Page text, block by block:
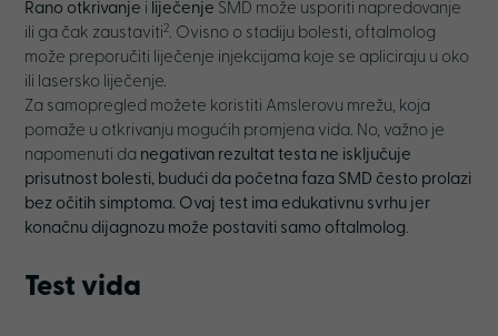
Rano otkrivanje i liječenje SMD može usporiti napredovanje
ili ga čak zaustaviti2. Ovisno o stadiju bolesti, oftalmolog
može preporučiti liječenje injekcijama koje se apliciraju u oko
ili lasersko liječenje.
Za samopregled možete koristiti Amslerovu mrežu, koja
pomaže u otkrivanju mogućih promjena vida. No, važno je
napomenuti da negativan rezultat testa ne isključuje
prisutnost bolesti, budući da početna faza SMD često prolazi
bez očitih simptoma. Ovaj test ima edukativnu svrhu jer
konačnu dijagnozu može postaviti samo oftalmolog.
Test vida